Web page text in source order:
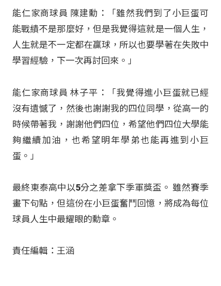
能仁家商球員 陳建勳：「雖然我們到了小巨蛋可
能戰績不是那麼好，但是我覺得這就是一個人生，
人生就是不一定都在贏球，所以也要學著在失敗中
學習經驗，下一次再討回來。」
能仁家商球員 林子平：「我覺得進小巨蛋就已經
沒有遺憾了，然後也謝謝我的四位同學，從高一的
時候帶著我，謝謝他們四位，希望他們四位大學能
夠繼續加油，也希望明年學弟也能再進到小巨
蛋。」
最終東泰高中以5分之差拿下季軍獎盃。 雖然賽季
畫下句點，但這份在小巨蛋奮鬥回憶，將成為每位
球員人生中最耀眼的勳章。
責任編輯：王涵